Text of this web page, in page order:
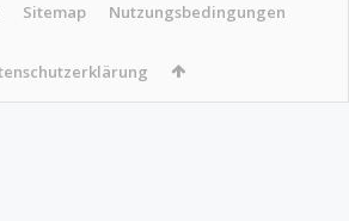
Sitemap Nutzungsbedingungen